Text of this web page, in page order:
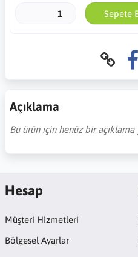
Sepete
Açıklama
Bu ürün için henüz bir açıklama
Hesap
Müşteri Hizmetleri
Bölgesel Ayarlar